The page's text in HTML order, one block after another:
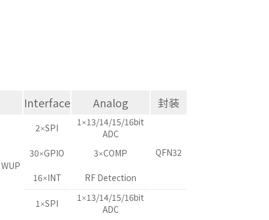
Interface Analog 封装
2×SPI
1×13/14/15/16bit
ADC
QFN32
30×GPIO 3×COMP
16×INT RF Detection
1×SPI
1×13/14/15/16bit
ADC